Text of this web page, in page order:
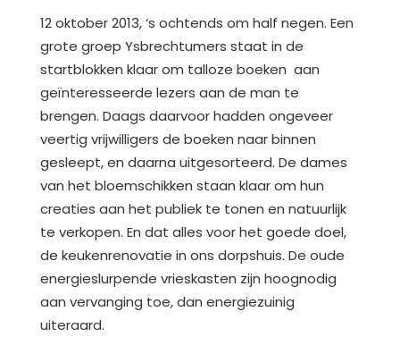
12 oktober 2013, ‘s ochtends om half negen. Een
grote groep Ysbrechtumers staat in de
startblokken klaar om talloze boeken aan
geïnteresseerde lezers aan de man te
brengen. Daags daarvoor hadden ongeveer
veertig vrijwilligers de boeken naar binnen
gesleept, en daarna uitgesorteerd. De dames
van het bloemschikken staan klaar om hun
creaties aan het publiek te tonen en natuurlijk
te verkopen. En dat alles voor het goede doel,
de keukenrenovatie in ons dorpshuis. De oude
energieslurpende vrieskasten zijn hoognodig
aan vervanging toe, dan energiezuinig
uiteraard.